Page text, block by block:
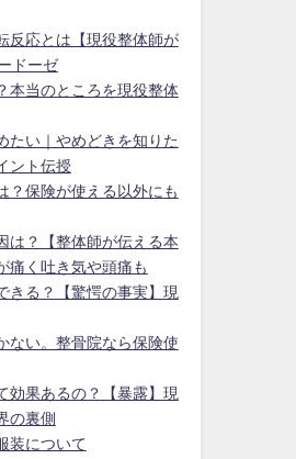
反応とは【現役整体師が
ドーゼ
本当のところを現役整体
たい｜やめどきを知りた
ント伝授
？保険が使える以外にも
は？【整体師が伝える本
痛く吐き気や頭痛も
きる？【驚愕の事実】現
ない。整骨院なら保険使
効果あるの？【暴露】現
の裏側
装について